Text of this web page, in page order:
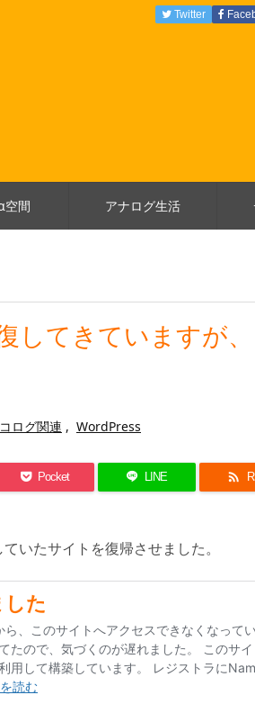
空間 アナログ生活
Twitter
してきていますが
ログ関連 , WordPress
Pocket LINE 
いたサイトを復帰させました。